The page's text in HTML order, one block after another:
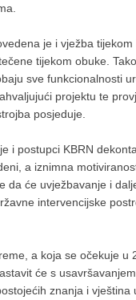
je i vježba
tijekom obuke.
sve funkcionalnosti
projektu te
posjeduje.
i postupci KBRN
a iznimna
da će uvježbavanje i
intervencijske
a koja se očekuje u
će s
znanja i vještina